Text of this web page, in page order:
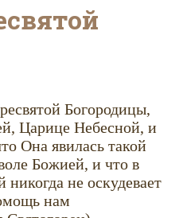
Богородицы,
Царице Небесной, и
Она явилась такой
Божией, и что в
не оскудевает
нам